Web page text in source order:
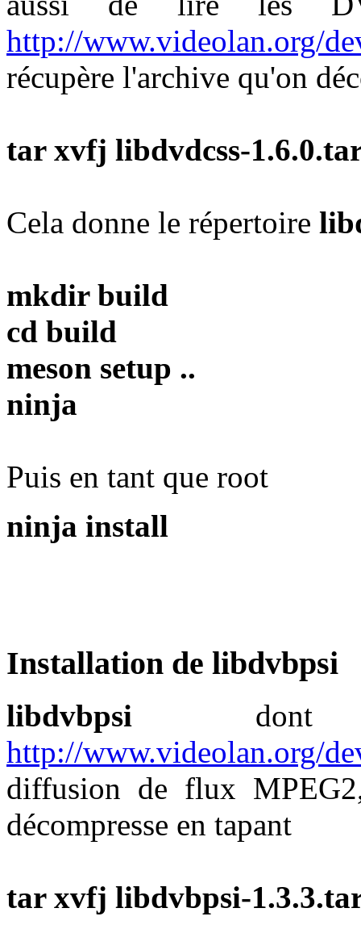
http://www.videolan.org/
récupère l'archive qu'on
tar xvfj libdvdcss-
Cela donne le répertoire
mkdir build
cd build
meson setup ..
ninja
Puis en tant que root
ninja install
Installation de libdvbpsi
libdvbpsi dont
http://www.videolan.org/
diffusion de flux
décompresse en tapant
tar xvfj libdvbpsi-